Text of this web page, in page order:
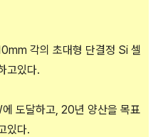
각의 초대형 단결정 Si 셀
고있다.
도달하고, 20년 양산을 목표
있다.